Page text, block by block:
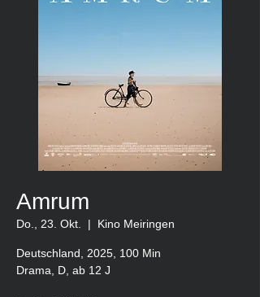
Amrum
Do., 23. Okt.
  |
Kino Meiringen
Deutschland, 2025, 100 Min
Drama, D, ab 12 J